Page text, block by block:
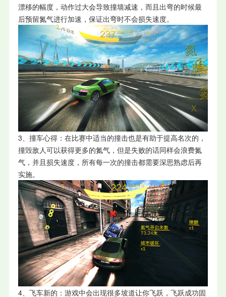
漂移的幅度，动作过大会导致撞墙减速，而且出弯的时候最
后预留氮气进行加速，保证出弯时不会损失速度。
3、撞车心得：在比赛中适当的撞击也是有助于提高名次的，
撞毁敌人可以获得更多的氮气，但是失败的话同样会浪费氮
气，并且损失速度，所有每一次的撞击都需要深思熟虑后再
实施。
4、飞车新的：游戏中会出现很多坡道让你飞跃，飞跃成功固